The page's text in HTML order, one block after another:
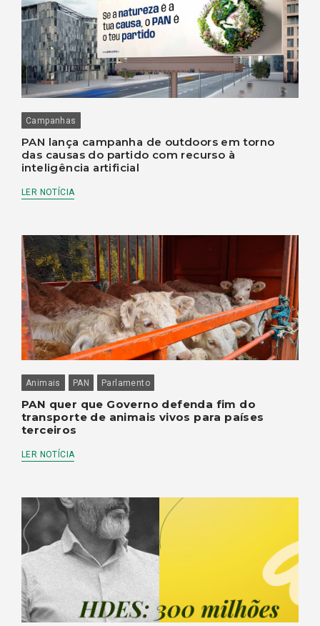
Campanhas
PAN lança campanha de outdoors em torno
das causas do partido com recurso à
inteligência artificial
LER NOTÍCIA
Animais PAN Parlamento
PAN quer que Governo defenda fim do
transporte de animais vivos para países
terceiros
LER NOTÍCIA